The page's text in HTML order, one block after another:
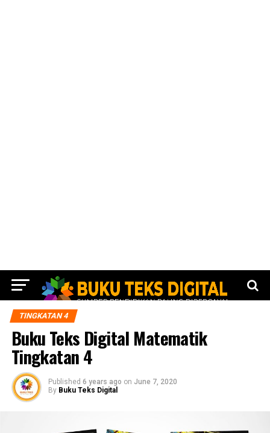
TINGKATAN 4
Buku Teks Digital Matematik
Tingkatan 4
Published 6 years ago on June 7, 2020
By Buku Teks Digital